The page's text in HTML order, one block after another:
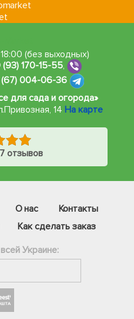
(без выходных)
(93) 170-15-55,
004-06-36
для сада и огорода»
14 На карте
отзывов
О нас
Контакты
Как сделать заказ
Украине: